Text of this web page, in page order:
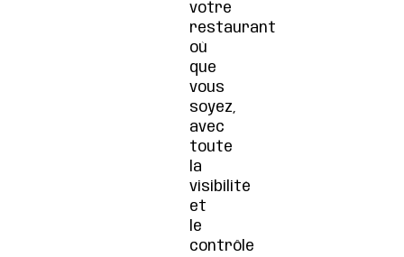
votre
restaurant
où
que
vous
soyez,
avec
toute
la
visibilité
et
le
contrôle